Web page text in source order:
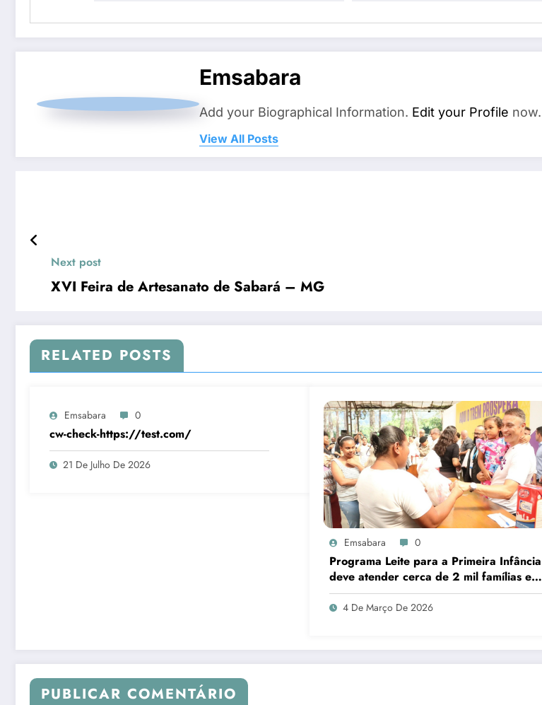
Emsabara
Add your Biographical Information. Edit your Profile now.
View All Posts
Next post
XVI Feira de Artesanato de Sabará – MG
RELATED POSTS
Emsabara 0
cw-check-https://test.com/
21 De Julho De 2026
Emsabara 0
Programa Leite para a Primeira Infância
deve atender cerca de 2 mil famílias em
Sabará
4 De Março De 2026
PUBLICAR COMENTÁRIO